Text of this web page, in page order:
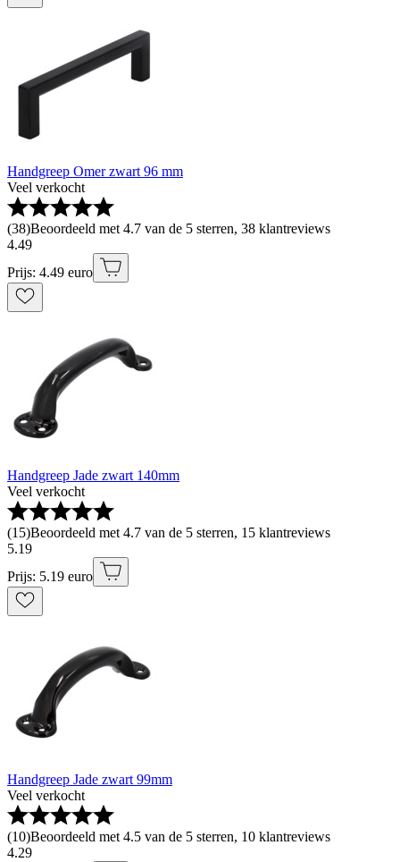
Handgreep Omer zwart 96 mm
Veel verkocht
(38)Beoordeeld met 4.7 van de 5 sterren, 38 klantreviews
4.49
Prijs: 4.49 euro
Handgreep Jade zwart 140mm
Veel verkocht
(15)Beoordeeld met 4.7 van de 5 sterren, 15 klantreviews
5.19
Prijs: 5.19 euro
Handgreep Jade zwart 99mm
Veel verkocht
(10)Beoordeeld met 4.5 van de 5 sterren, 10 klantreviews
4.29